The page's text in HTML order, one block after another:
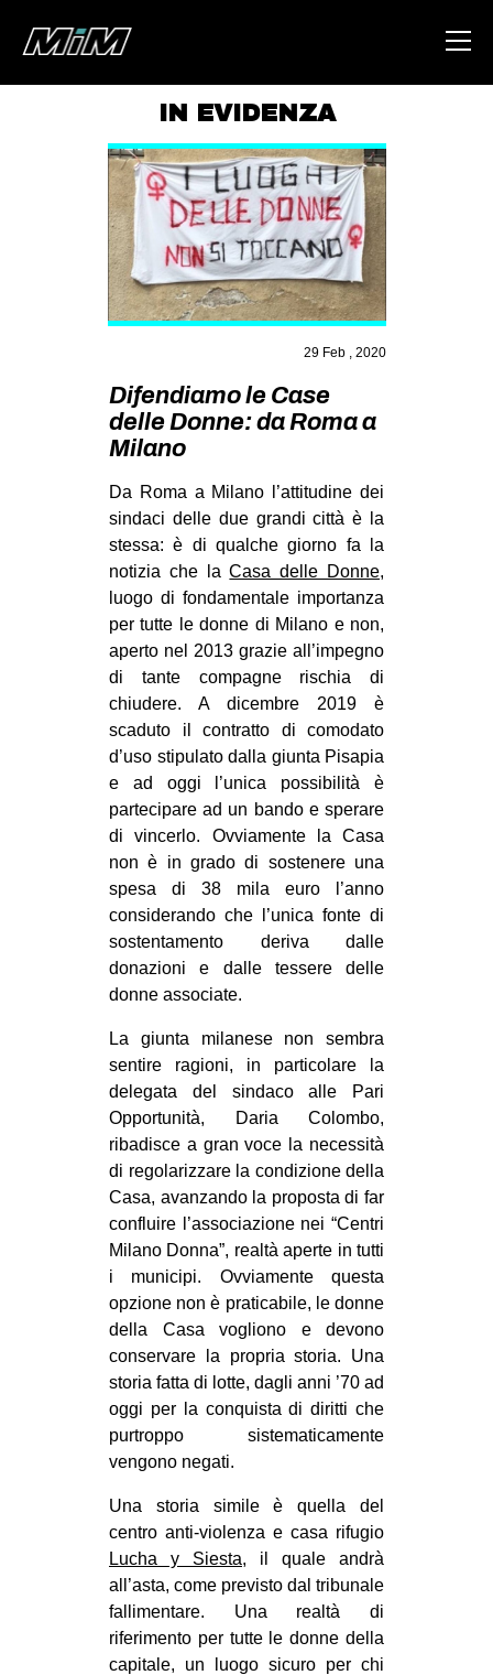
ABOUT
AREA
DEGENERAZIONE
GAZA FREESTYLE
CSOA LAMBRETTA
MSM
STUDENTI TSUNAMI
MOBILITAZIONI
SPAZI
SPORT POPOLARE
MOVIMENTI
AMBIENTE
ANTIFASCISMO
DIRITTO ALL’ABITARE
GENERI
MIGRAZIONI
PRECARIATO
REPRESSIONE
STUDENTI
ARTE
CINEMA
MANIFESTI
RECENSIONI
INTERNAZIONALE
AFRICA
AMERICHE
ESTREMO ORIENTE
EUROPA
MEDIO ORIENTE
MONDO
EVENTI
in
Fb
tw
IN EVIDENZA
29 Feb , 2020
Difendiamo le Case
delle Donne: da Roma a
Milano
Da Roma a Milano l’attitudine dei
sindaci delle due grandi città è la
stessa: è di qualche giorno fa la
notizia che laCasa delle Donne,
luogo di fondamentale importanza
per tutte le donne di Milano e non,
aperto nel 2013 grazie all’impegno
di tante compagne rischia di
chiudere. A dicembre 2019 è
scaduto il contratto di comodato
d’uso stipulato dalla giunta Pisapia
e ad oggi l’unica possibilità è
partecipare ad un bando e sperare
di vincerlo. Ovviamente la Casa
non è in grado di sostenere una
spesa di 38 mila euro l’anno
considerando che l’unica fonte di
sostentamento deriva dalle
donazioni e dalle tessere delle
donne associate.
La giunta milanese non sembra
sentire ragioni, in particolare la
delegata del sindaco alle Pari
Opportunità, Daria Colombo,
ribadisce a gran voce la necessità
di regolarizzare la condizione della
Casa, avanzando la proposta di far
confluire l’associazione nei “Centri
Milano Donna”, realtà aperte in tutti
i municipi. Ovviamente questa
opzione non è praticabile, le donne
della Casa vogliono e devono
conservare la propria storia. Una
storia fatta di lotte, dagli anni ’70 ad
oggi per la conquista di diritti che
purtroppo sistematicamente
vengono negati.
Una storia simile è quella del
centro anti-violenza e casa rifugio
Lucha y Siesta, il quale andrà
all’asta, come previsto dal tribunale
fallimentare. Una realtà di
riferimento per tutte le donne della
capitale, un luogo sicuro per chi